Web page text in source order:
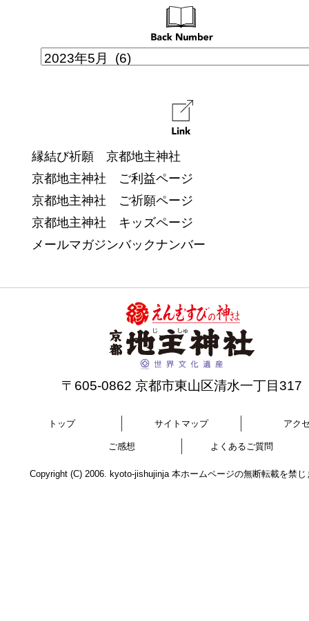
縁結び祈願 京都地主神社
京都地主神社 ご利益ページ
京都地主神社 ご祈願ページ
京都地主神社 キッズページ
メールマガジンバックナンバー
〒605-0862 京都市東山区清水一丁目317
トップ サイトマップ アク
ご感想 よくあるご質問
Copyright (C) 2006. kyoto-jishujinja 本ホームページの無断転載を禁じ